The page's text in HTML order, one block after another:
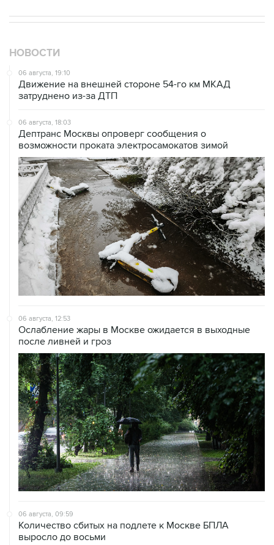
НОВОСТИ
06 августа, 19:10
Движение на внешней стороне 54-го км МКАД
затруднено из-за ДТП
06 августа, 18:03
Дептранс Москвы опроверг сообщения о
возможности проката электросамокатов зимой
06 августа, 12:53
Ослабление жары в Москве ожидается в выходные
после ливней и гроз
06 августа, 09:59
Количество сбитых на подлете к Москве БПЛА
выросло до восьми